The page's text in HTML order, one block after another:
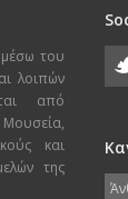
του
λοιπών
από
Μουσεία,
και
της